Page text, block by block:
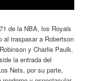
de la NBA, los Royals
al traspasar a Robertson
y Charlie Paulk.
la entrada del
Nets, por su parte,